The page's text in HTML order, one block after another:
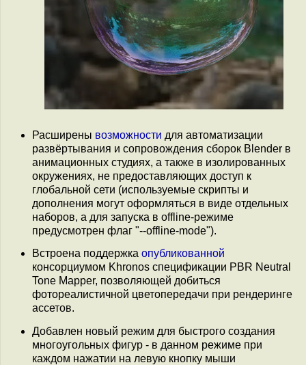
Расширены возможности для автоматизации
развёртывания и сопровождения сборок Blender в
анимационных студиях, а также в изолированных
окружениях, не предоставляющих доступ к
глобальной сети (используемые скрипты и
дополнения могут оформляться в виде отдельных
наборов, а для запуска в offline-режиме
предусмотрен флаг "--offline-mode").
Встроена поддержка опубликованной
консорциумом Khronos спецификации PBR Neutral
Tone Mapper, позволяющей добиться
фотореалистичной цветопередачи при рендеринге
ассетов.
Добавлен новый режим для быстрого создания
многоугольных фигур - в данном режиме при
каждом нажатии на левую кнопку мыши